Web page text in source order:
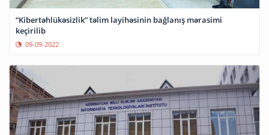
“Kibertəhlükəsizlik” təlim layihəsinin bağlanış mərasimi
keçirilib
09-09-2022